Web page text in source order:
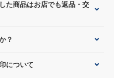
た商品はお店でも返品・交
？
について